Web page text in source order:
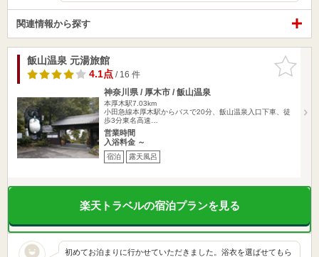
関連情報から探す
お気に入
りに追加
飯山温泉 元湯旅館
4.1点/ 16 件
神奈川県 / 厚木市 / 飯山温泉
本厚木駅7.03km
小田急線本厚木駅からバスで20分、飯山温泉入口下車、徒
歩3分東名高速…
営業時間
入浴料金 ～
宿泊 露天風呂
楽天トラベルの宿泊プランを見る
初めてお泊まりに行かせていただきました。浴衣を選ばせてもら